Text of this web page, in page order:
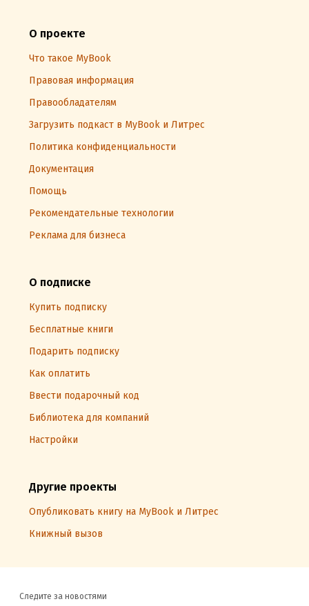
О проекте
Что такое MyBook
Правовая информация
Правообладателям
Загрузить подкаст в MyBook и Литрес
Политика конфиденциальности
Документация
Помощь
Рекомендательные технологии
Реклама для бизнеса
О подписке
Купить подписку
Бесплатные книги
Подарить подписку
Как оплатить
Ввести подарочный код
Библиотека для компаний
Настройки
Другие проекты
Опубликовать книгу на MyBook и Литрес
Книжный вызов
Следите за новостями